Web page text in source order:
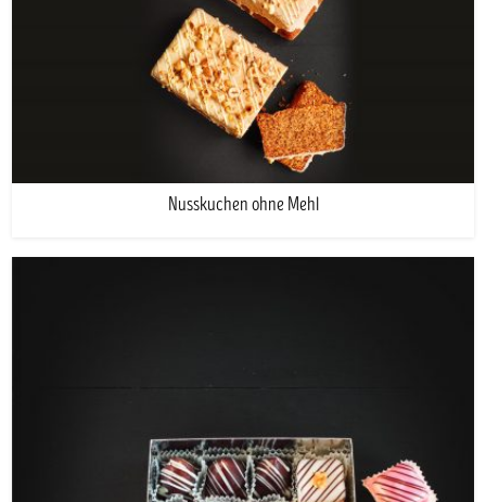
Nusskuchen ohne Mehl